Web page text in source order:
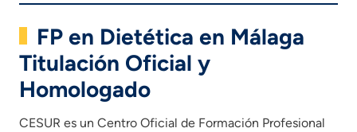
FP en Dietética en Málaga
Titulación Oficial y
Homologado
CESUR es un Centro Oficial de Formación Profesional